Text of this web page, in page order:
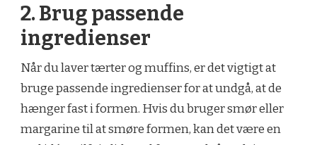
2. Brug passende
ingredienser
Når du laver tærter og muffins, er det vigtigt at
bruge passende ingredienser for at undgå, at de
hænger fast i formen. Hvis du bruger smør eller
margarine til at smøre formen, kan det være en